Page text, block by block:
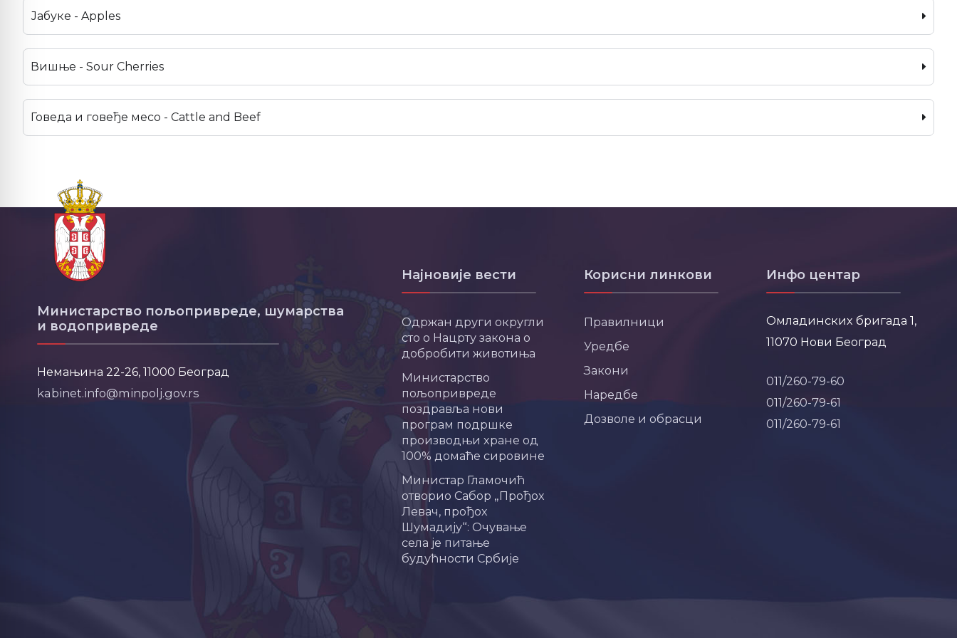
Јабуке - Apples
Вишње - Sour Cherries
Говеда и говеђе месо - Cattle and Beef
Министарство пољопривреде, шумарства
и водопривреде
Немањина 22-26, 11000 Београд
kabinet.info@minpolj.gov.rs
Најновије вести
Одржан други округли
сто о Нацрту закона о
добробити животиња
Министарство
пољопривреде
поздравља нови
програм подршке
производњи хране од
100% домаће сировине
Министар Гламочић
отворио Сабор „Прођох
Левач, прођох
Шумадију“: Очување
села је питање
будућности Србије
Корисни линкови
Правилници
Уредбе
Закони
Наредбе
Дозволе и обрасци
Инфо центар
Омладинских бригада 1,
11070 Нови Београд
011/260-79-60
011/260-79-61
011/260-79-61